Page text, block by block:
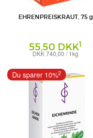
EHRENPREISKRAUT, 75 g
55,50 DKK1
DKK 740,00 / 1kg
Bombastus-Werke AG
Du sparer 10%2